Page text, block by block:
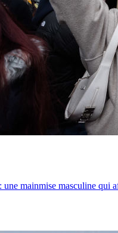
une mainmise masculine qui